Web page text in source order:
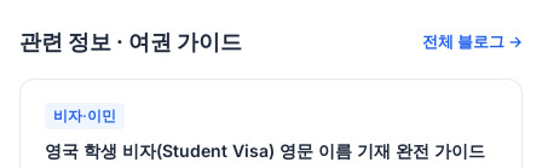
관련 정보 · 여권 가이드 전체 블로그 →
비자·이민
영국 학생 비자(Student Visa) 영문 이름 기재 완전 가이드